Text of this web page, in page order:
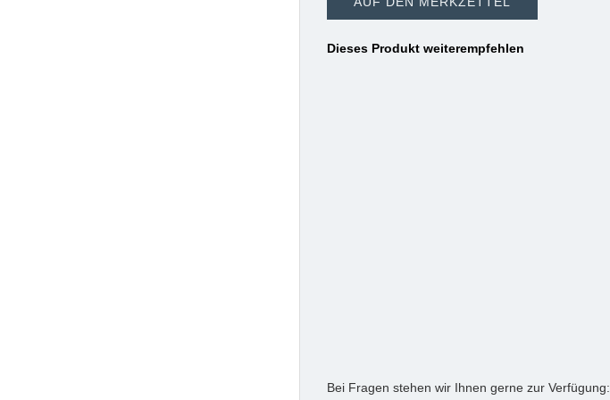
Dieses Produkt weiterempfehlen
Bei Fragen stehen wir Ihnen gerne zur Verfügung: